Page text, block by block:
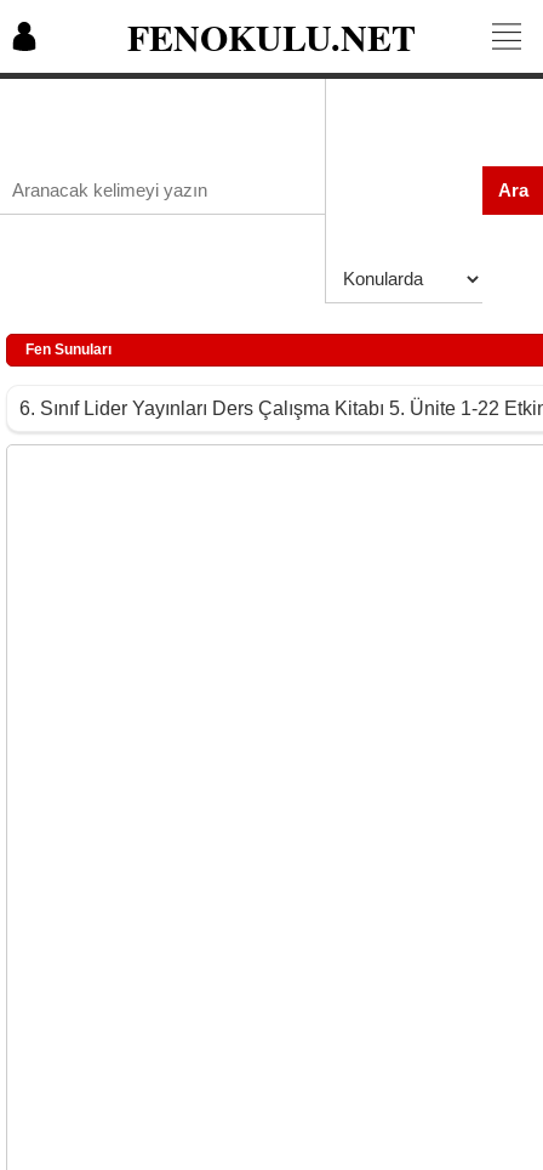
FENOKULU.NET
Ara
Fen Sunuları
6. Sınıf Lider Yayınları Ders Çalışma Kitabı 5. Ünite 1-22